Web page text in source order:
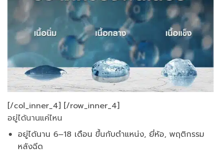
[/col_inner_4] [/row_inner_4]
อยู่ได้นานแค่ไหน
อยู่ได้นาน 6–18 เดือน ขึ้นกับตำแหน่ง, ยี่ห้อ, พฤติกรรม
หลังฉีด